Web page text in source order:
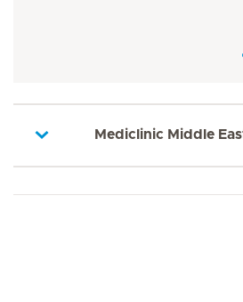
Mediclinic Middle